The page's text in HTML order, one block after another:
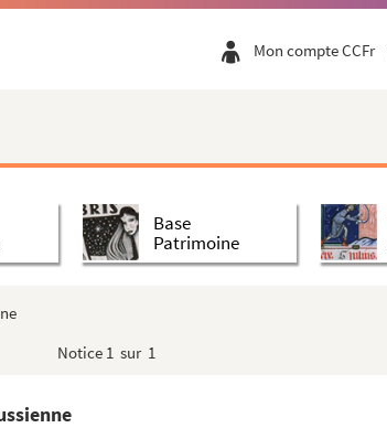
Mon compte CCFr
Base
Patrimoine
Notice 1 sur 1